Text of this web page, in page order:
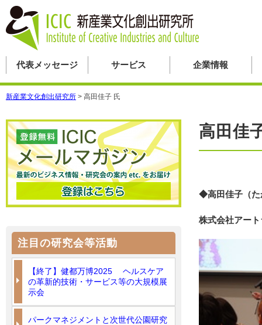
代表メッセージ サービス 企業情報
新産業文化創出研究所 > 高田佳子 氏
高田佳
◆高田佳子（
株式会社アー
注目の研究会等活動
【終了】健都万博2025 ヘルスケア
の革新的技術・サービス等の大規模展
示会
パークマネジメントと次世代公園研究